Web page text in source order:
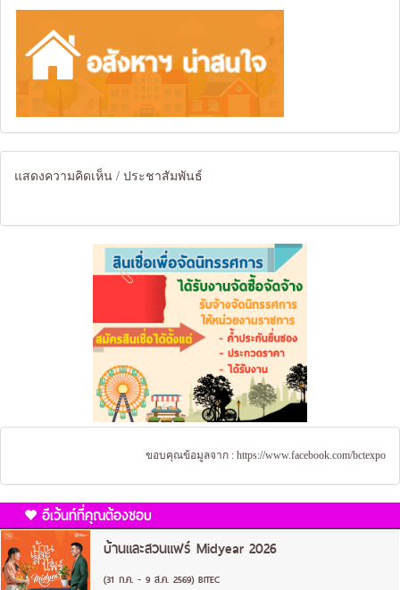
แสดงความคิดเห็น / ประชาสัมพันธ์
ขอบคุณข้อมูลจาก : https://www.facebook.com/bctexpo
อีเว้นท์ที่คุณต้องชอบ
บ้านและสวนแฟร์ Midyear 2026
(31 ก.ค. - 9 ส.ค. 2569) BITEC